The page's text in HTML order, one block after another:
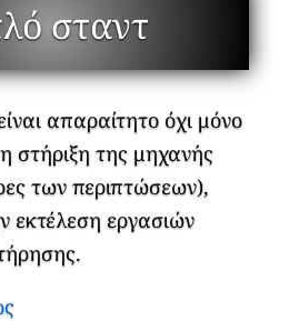
σταντ
απαραίτητο όχι μόνο
στήριξη της μηχανής
των περιπτώσεων),
εκτέλεση εργασιών